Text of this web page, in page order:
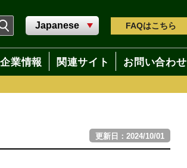
FAQはこちら
企業情報 関連サイト お問い合わせ
更新日：2024/10/01